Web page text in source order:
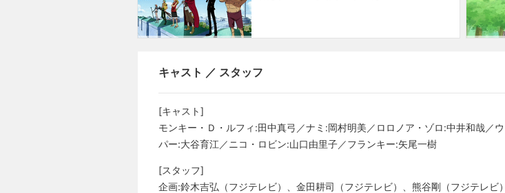
キャスト ／ スタッフ
[キャスト]
モンキー・Ｄ・ルフィ:田中真弓／ナミ:岡村明美／ロロノア・ゾロ:中井和哉／
パー:大谷育江／ニコ・ロビン:山口由里子／フランキー:矢尾一樹
[スタッフ]
企画:鈴木吉弘（フジテレビ）、金田耕司（フジテレビ）、熊谷剛（フジテレ